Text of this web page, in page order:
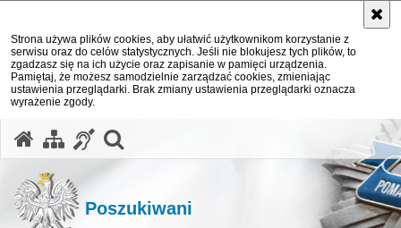
Strona używa plików cookies, aby ułatwić użytkownikom korzystanie z
serwisu oraz do celów statystycznych. Jeśli nie blokujesz tych plików, to
zgadzasz się na ich użycie oraz zapisanie w pamięci urządzenia.
Pamiętaj, że możesz samodzielnie zarządzać cookies, zmieniając
ustawienia przeglądarki. Brak zmiany ustawienia przeglądarki oznacza
wyrażenie zgody.
Poszukiwani